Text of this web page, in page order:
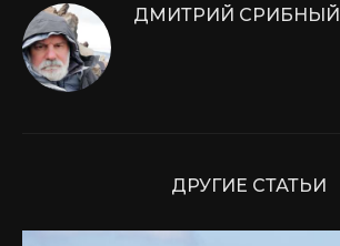
ДМИТРИЙ СРИБНЫЙ
ДРУГИЕ СТАТЬИ